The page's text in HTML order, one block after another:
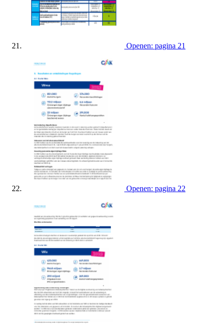
Openen: pagina 21
Openen: pagina 22